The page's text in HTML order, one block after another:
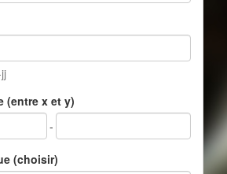
(entre x et y)
-
(choisir)